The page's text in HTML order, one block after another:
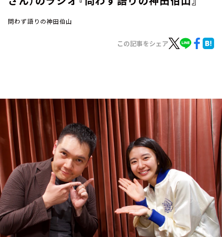
イベント・グッズ
YouTube
会社情報
問わず語りの神田伯山
この記事をシェア